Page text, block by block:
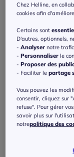
Bain
Chez Helline, en
cookies afin
Certains sont
D'autres, optionnels,
-Analyser notre
-Personnaliser le
-Proposer des
- Faciliter lepartage
Vous pouvez les
consentir, cliquez sur
refuse". Pour gérer
savoir plus sur
notrepolitique des